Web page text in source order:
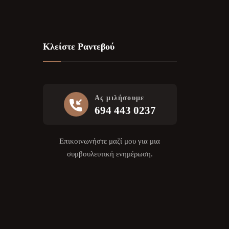
Κλείστε Ραντεβού
Ας μιλήσουμε
694 443 0237
Επικοινωνήστε μαζί μου για μια
συμβουλευτική ενημέρωση.